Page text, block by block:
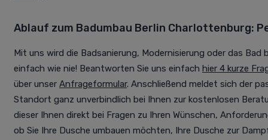
Ablauf zum Badumbau Berlin Charlottenburg:
Mit uns wird die Badsanierung, Modernisierung oder das Bad
einfach wie nie! Beantworten Sie uns einfach hier 4 kurze
über unser Anfrageformular. Anschließend meldet sich der
Standort ganz unverbindlich bei Ihnen zur kostenlosen
dieser Ihnen direkt bei Fragen zu Ihren Wünschen,
ob Sie Ihre Dusche umbauen möchten, Ihre Dusche zur